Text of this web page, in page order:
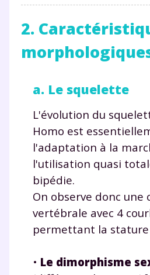
2.
a. Le squelette
L'évolution du
Homo est
l'adaptation à la
l'utilisation quasi
bipédie.
On observe donc une
vertébrale avec 4
permettant la stature
• Le dimorphisme